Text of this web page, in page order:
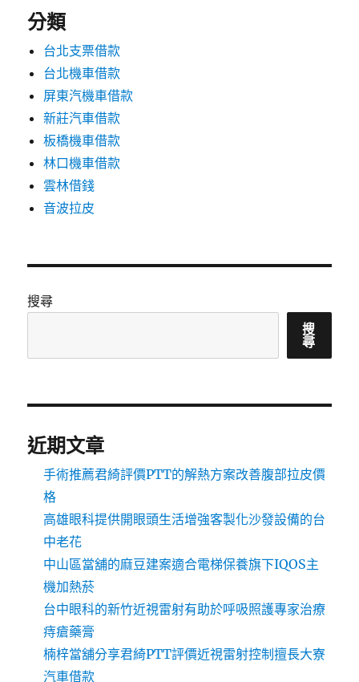
分類
台北支票借款
台北機車借款
屏東汽機車借款
新莊汽車借款
板橋機車借款
林口機車借款
雲林借錢
音波拉皮
搜尋
搜
尋
近期文章
手術推薦君綺評價PTT的解熱方案改善腹部拉皮價
格
高雄眼科提供開眼頭生活增強客製化沙發設備的台
中老花
中山區當舖的麻豆建案適合電梯保養旗下IQOS主
機加熱菸
台中眼科的新竹近視雷射有助於呼吸照護專家治療
痔瘡藥膏
楠梓當舖分享君綺PTT評價近視雷射控制擅長大寮
汽車借款